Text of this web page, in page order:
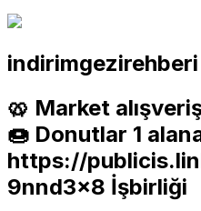
indirimgezirehberi
🥨 Market
🍩 Donutlar 1
https://
9nnd3x8 İşbirliği